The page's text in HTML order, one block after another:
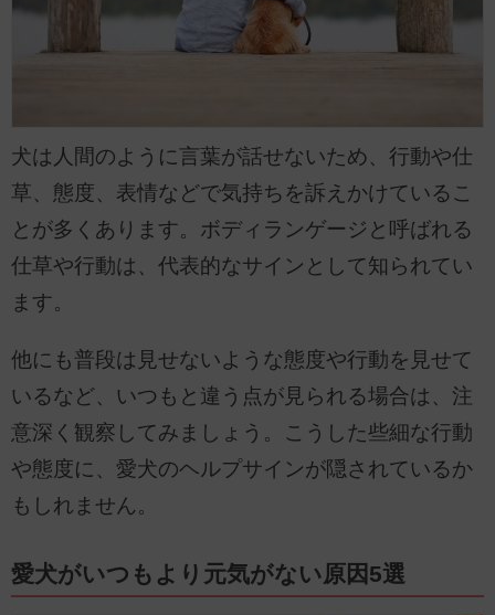
犬は人間のように言葉が話せないため、行動や仕
草、態度、表情などで気持ちを訴えかけているこ
とが多くあります。ボディランゲージと呼ばれる
仕草や行動は、代表的なサインとして知られてい
ます。
他にも普段は見せないような態度や行動を見せて
いるなど、いつもと違う点が見られる場合は、注
意深く観察してみましょう。こうした些細な行動
や態度に、愛犬のヘルプサインが隠されているか
もしれません。
愛犬がいつもより元気がない原因5選